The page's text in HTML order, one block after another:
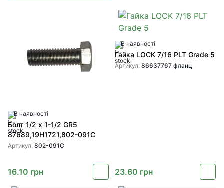
В наявності
Болт 1/2 x 1-1/2 GR5
87689,19H1721,802-091C
Артикул: 802-091C
16.10 грн
В наявності
Гайка LOCK 7/16 PLT Grade 5
Артикул: 86637767 фланц
23.60 грн